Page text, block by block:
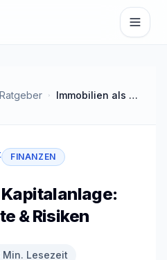
Zum Hauptinhalt springen
Ratgeber Immobilien als Kapitalanlage: Steuern, Rendite & Risiken
FINANZEN
& Risiken
Min. Lesezeit